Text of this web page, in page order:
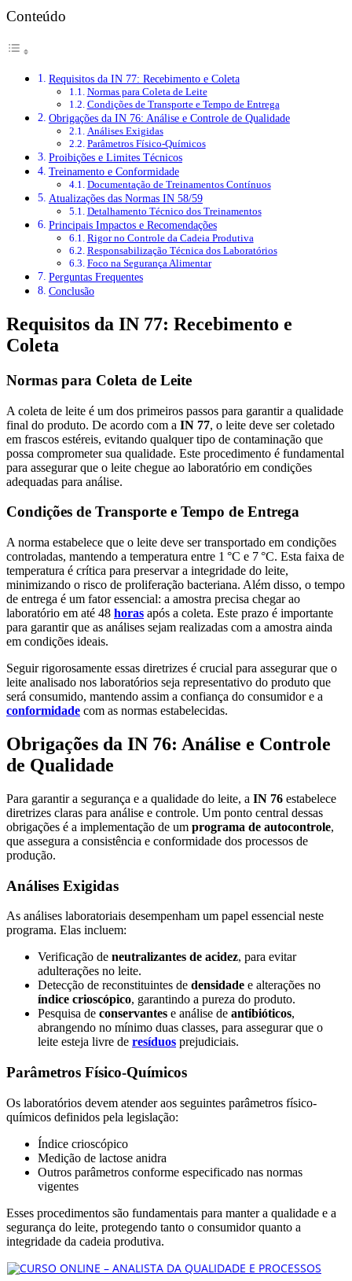
Conteúdo
Requisitos da IN 77: Recebimento e Coleta
Normas para Coleta de Leite
Condições de Transporte e Tempo de Entrega
Obrigações da IN 76: Análise e Controle de Qualidade
Análises Exigidas
Parâmetros Físico-Químicos
Proibições e Limites Técnicos
Treinamento e Conformidade
Documentação de Treinamentos Contínuos
Atualizações das Normas IN 58/59
Detalhamento Técnico dos Treinamentos
Principais Impactos e Recomendações
Rigor no Controle da Cadeia Produtiva
Responsabilização Técnica dos Laboratórios
Foco na Segurança Alimentar
Perguntas Frequentes
Conclusão
Requisitos da IN 77: Recebimento e
Coleta
Normas para Coleta de Leite
A coleta de leite é um dos primeiros passos para garantir a qualidade
final do produto. De acordo com a IN 77, o leite deve ser coletado
em frascos estéreis, evitando qualquer tipo de contaminação que
possa comprometer sua qualidade. Este procedimento é fundamental
para assegurar que o leite chegue ao laboratório em condições
adequadas para análise.
Condições de Transporte e Tempo de Entrega
A norma estabelece que o leite deve ser transportado em condições
controladas, mantendo a temperatura entre 1 °C e 7 °C. Esta faixa de
temperatura é crítica para preservar a integridade do leite,
minimizando o risco de proliferação bacteriana. Além disso, o tempo
de entrega é um fator essencial: a amostra precisa chegar ao
laboratório em até 48 horas após a coleta. Este prazo é importante
para garantir que as análises sejam realizadas com a amostra ainda
em condições ideais.
Seguir rigorosamente essas diretrizes é crucial para assegurar que o
leite analisado nos laboratórios seja representativo do produto que
será consumido, mantendo assim a confiança do consumidor e a
conformidade com as normas estabelecidas.
Obrigações da IN 76: Análise e Controle
de Qualidade
Para garantir a segurança e a qualidade do leite, a IN 76 estabelece
diretrizes claras para análise e controle. Um ponto central dessas
obrigações é a implementação de um programa de autocontrole,
que assegura a consistência e conformidade dos processos de
produção.
Análises Exigidas
As análises laboratoriais desempenham um papel essencial neste
programa. Elas incluem:
Verificação de neutralizantes de acidez, para evitar
adulterações no leite.
Detecção de reconstituintes de densidade e alterações no
índice crioscópico, garantindo a pureza do produto.
Pesquisa de conservantes e análise de antibióticos,
abrangendo no mínimo duas classes, para assegurar que o
leite esteja livre de resíduos prejudiciais.
Parâmetros Físico-Químicos
Os laboratórios devem atender aos seguintes parâmetros físico-
químicos definidos pela legislação:
Índice crioscópico
Medição de lactose anidra
Outros parâmetros conforme especificado nas normas
vigentes
Esses procedimentos são fundamentais para manter a qualidade e a
segurança do leite, protegendo tanto o consumidor quanto a
integridade da cadeia produtiva.